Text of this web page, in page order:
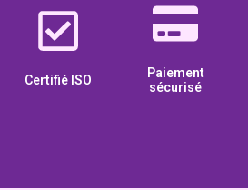
Certifié ISO
Paiement
sécurisé